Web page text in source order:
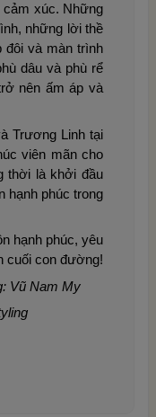
cảm xúc. Những
những lời thề
đôi và màn trình
dâu và phù rể
nên ấm áp và
Trương Linh tại
viên mãn cho
thời là khởi đầu
hạnh phúc trong
hạnh phúc, yêu
cuối con đường!
Vũ Nam My